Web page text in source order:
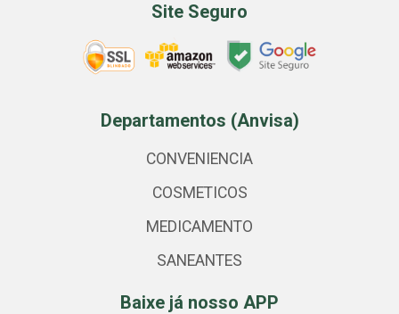
Site Seguro
Departamentos (Anvisa)
CONVENIENCIA
COSMETICOS
MEDICAMENTO
SANEANTES
Baixe já nosso APP